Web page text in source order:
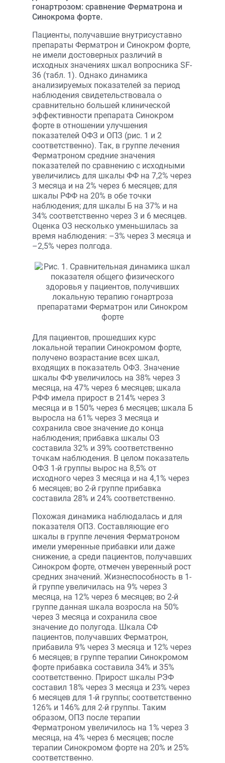
гонартрозом: сравнение Ферматрона и
Синокрома форте.
Пациенты, получавшие внутрисуставно
препараты Ферматрон и Синокром форте,
не имели достоверных различий в
исходных значениях шкал вопросника SF-
36 (табл. 1). Однако динамика
анализируемых показателей за период
наблюдения свидетельствовала о
сравнительно большей клинической
эффективности препарата Синокром
форте в отношении улучшения
показателей ОФЗ и ОПЗ (рис. 1 и 2
соответственно). Так, в группе лечения
Ферматроном средние значения
показателей по сравнению с исходными
увеличились для шкалы ФФ на 7,2% через
3 месяца и на 2% через 6 месяцев; для
шкалы РФФ на 20% в обе точки
наблюдения; для шкалы Б на 37% и на
34% соответственно через 3 и 6 месяцев.
Оценка ОЗ несколько уменьшилась за
время наблюдения: –3% через 3 месяца и
–2,5% через полгода.
Для пациентов, прошедших курс
локальной терапии Синокромом форте,
получено возрастание всех шкал,
входящих в показатель ОФЗ. Значение
шкалы ФФ увеличилось на 38% через 3
месяца, на 47% через 6 месяцев; шкала
РФФ имела прирост в 214% через 3
месяца и в 150% через 6 месяцев; шкала Б
выросла на 61% через 3 месяца и
сохранила свое значение до конца
наблюдения; прибавка шкалы ОЗ
составила 32% и 39% соответственно
точкам наблюдения. В целом показатель
ОФЗ 1-й группы вырос на 8,5% от
исходного через 3 месяца и на 4,1% через
6 месяцев; во 2-й группе прибавка
составила 28% и 24% соответственно.
Похожая динамика наблюдалась и для
показателя ОПЗ. Составляющие его
шкалы в группе лечения Ферматроном
имели умеренные прибавки или даже
снижение, а среди пациентов, получавших
Синокром форте, отмечен уверенный рост
средних значений. Жизнеспособность в 1-
й группе увеличилась на 9% через 3
месяца, на 12% через 6 месяцев; во 2-й
группе данная шкала возросла на 50%
через 3 месяца и сохранила свое
значение до полугода. Шкала СФ
пациентов, получавших Ферматрон,
прибавила 9% через 3 месяца и 12% через
6 месяцев; в группе терапии Синокромом
форте прибавка составила 34% и 35%
соответственно. Прирост шкалы РЭФ
составил 18% через 3 месяца и 23% через
6 месяцев для 1-й группы; соответственно
126% и 146% для 2-й группы. Таким
образом, ОПЗ после терапии
Ферматроном увеличилось на 1% через 3
месяца, на 4% через 6 месяцев; после
терапии Синокромом форте на 20% и 25%
соответственно.